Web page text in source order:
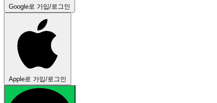
Google로 가입/로그인
Apple로 가입/로그인